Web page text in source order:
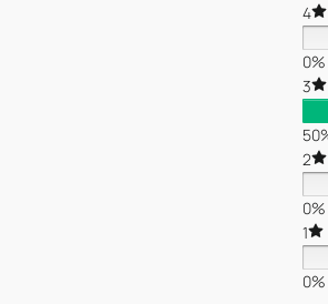
4
0%
3
2
0%
1
0%